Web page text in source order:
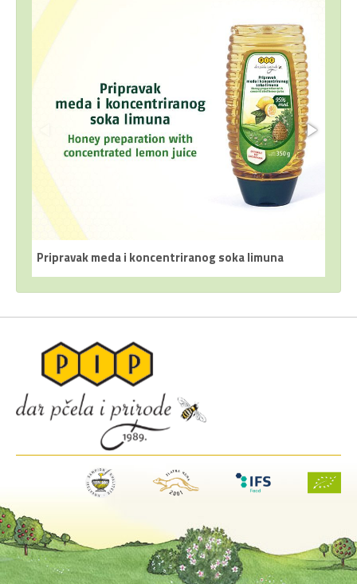
soka limuna Pastile s propolisom